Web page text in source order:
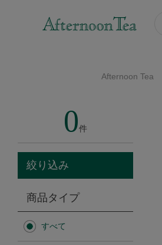
ソーシャルギフト
カタログギフト
Afternoon Tea
0件
絞り込み
商品タイプ
すべて